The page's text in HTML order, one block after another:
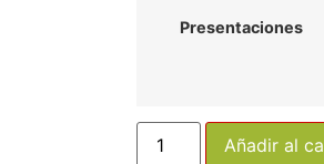
Presentaciones
Añadir al